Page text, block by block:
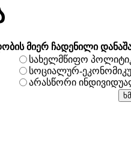
მიერ ჩადენილი
სახელმწიფო
სოციალურ-
არასწორი